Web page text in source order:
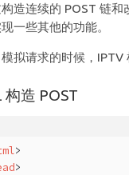
造连续的 POST 链
一些其他的功能。
拟请求的时候，
构造 POST
>
>